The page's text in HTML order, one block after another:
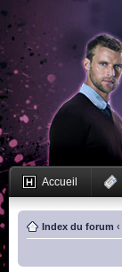
Accueil
Index du forum ‹